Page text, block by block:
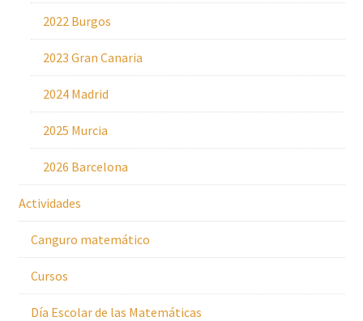
2022 Burgos
2023 Gran Canaria
2024 Madrid
2025 Murcia
2026 Barcelona
Actividades
Canguro matemático
Cursos
Día Escolar de las Matemáticas